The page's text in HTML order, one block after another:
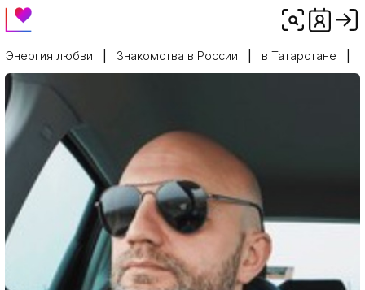
Энергия любви Знакомства в России в Татарстане